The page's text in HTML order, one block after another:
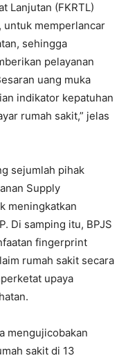
Lanjutan (FKRTL)
untuk memperlancar
sehingga
pelayanan
uang muka
indikator kepatuhan
rumah sakit,” jelas
sejumlah pihak
Supply
meningkatkan
Di samping itu, BPJS
fingerprint
rumah sakit secara
upaya
mengujicobakan
sakit di 13